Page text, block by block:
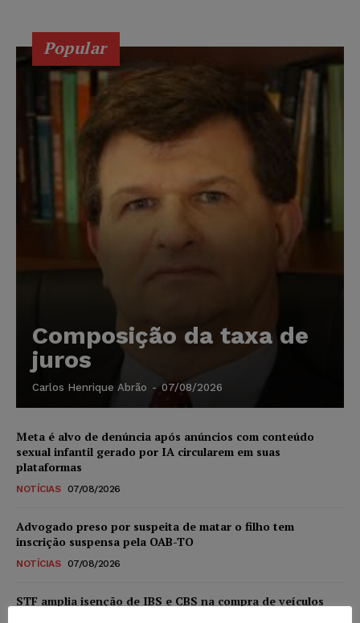
Popular
Composição da taxa de
juros
Carlos Henrique Abrão - 07/08/2026
Meta é alvo de denúncia após anúncios com conteúdo
sexual infantil gerado por IA circularem em suas
plataformas
NOTÍCIAS 07/08/2026
Advogado preso por suspeita de matar o filho tem
inscrição suspensa pela OAB-TO
NOTÍCIAS 07/08/2026
STF amplia isenção de IBS e CBS na compra de veículos